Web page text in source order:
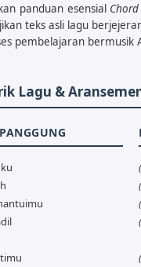
panduan esensial
teks asli lagu
pembelajaran bermusik
Lagu &